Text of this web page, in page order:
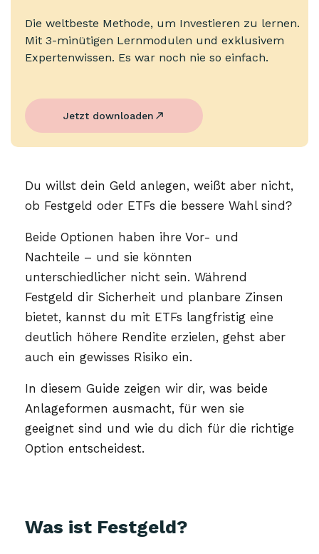
Die weltbeste Methode, um Investieren zu lernen.
Mit 3-minütigen Lernmodulen und exklusivem
Expertenwissen. Es war noch nie so einfach.
Jetzt downloaden
Du willst dein Geld anlegen, weißt aber nicht,
ob Festgeld oder ETFs die bessere Wahl sind?
Beide Optionen haben ihre Vor- und
Nachteile – und sie könnten
unterschiedlicher nicht sein. Während
Festgeld dir Sicherheit und planbare Zinsen
bietet, kannst du mit ETFs langfristig eine
deutlich höhere Rendite erzielen, gehst aber
auch ein gewisses Risiko ein.
In diesem Guide zeigen wir dir, was beide
Anlageformen ausmacht, für wen sie
geeignet sind und wie du dich für die richtige
Option entscheidest.
Was ist Festgeld?